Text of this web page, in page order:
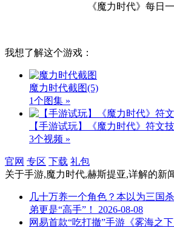
《魔力时代》每日
我想了解这个游戏：
魔力时代截图(5)
1个图集 »
【手游试玩】《魔力时代》符文
3个视频 »
官网 专区 下载 礼包
关于手游,魔力时代,赫斯提亚,详解的新
几十万养一个角色？本以为三国
弟更是“高手”！
2026-08-08
网易首款“吃打撤”手游《雾海之